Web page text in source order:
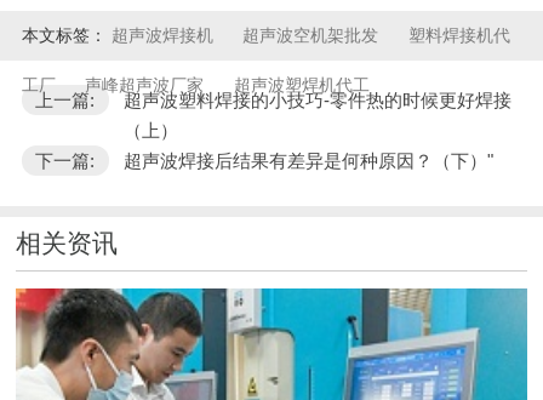
本文标签： 超声波焊接机 超声波空机架批发 塑料焊接机代
工厂 声峰超声波厂家 超声波塑焊机代工
上一篇:
超声波塑料焊接的小技巧-零件热的时候更好焊接
（上）
下一篇:
超声波焊接后结果有差异是何种原因？（下）"
相关资讯